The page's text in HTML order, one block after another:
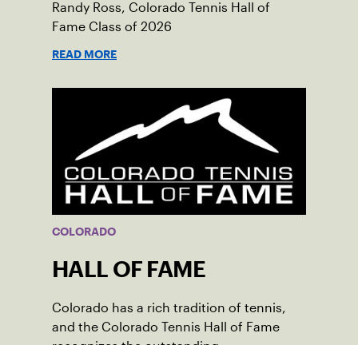
Randy Ross, Colorado Tennis Hall of
Fame Class of 2026
READ MORE
COLORADO
HALL OF FAME
Colorado has a rich tradition of tennis,
and the Colorado Tennis Hall of Fame